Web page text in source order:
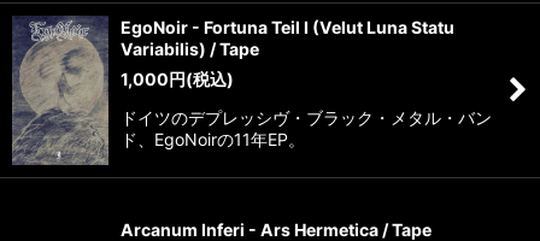
EgoNoir - Fortuna Teil I (Velut Luna Statu
Variabilis) / Tape
1,000円(税込)
ドイツのデプレッシヴ・ブラック・メタル・バン
ド、EgoNoirの11年EP。
Arcanum Inferi - Ars Hermetica / Tape